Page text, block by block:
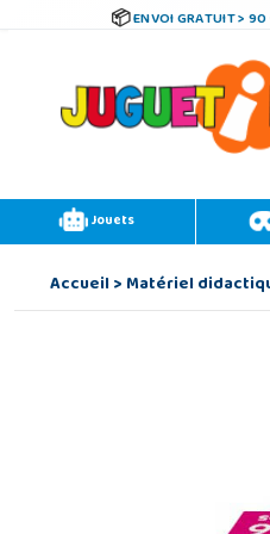
ENVOI GRATUIT >
Jouets
Accueil>Matériel